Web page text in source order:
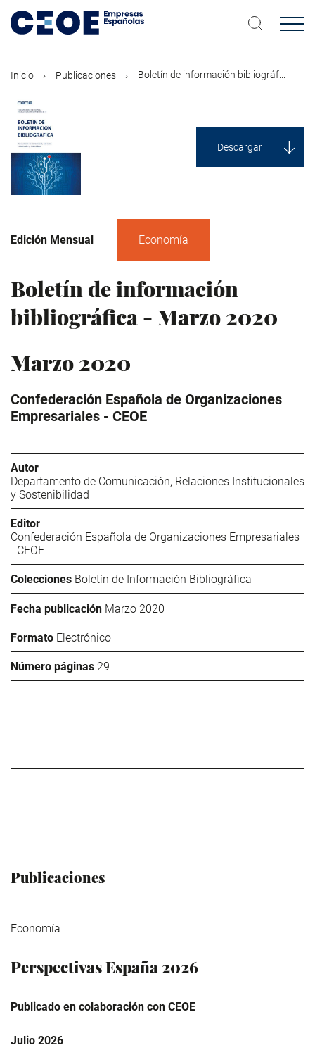
contenido
Inicio Publicaciones Boletín de información bibliográf...
Descargar
Edición Mensual Economía
Boletín de información
bibliográfica - Marzo 2020
Marzo 2020
Confederación Española de Organizaciones
Empresariales - CEOE
Autor
Departamento de Comunicación, Relaciones Institucionales
y Sostenibilidad
Editor
Confederación Española de Organizaciones Empresariales
- CEOE
Colecciones Boletín de Información Bibliográfica
Fecha publicación Marzo 2020
Formato Electrónico
Número páginas 29
Publicaciones
Economía
Perspectivas España 2026
Publicado en colaboración con CEOE
Julio 2026